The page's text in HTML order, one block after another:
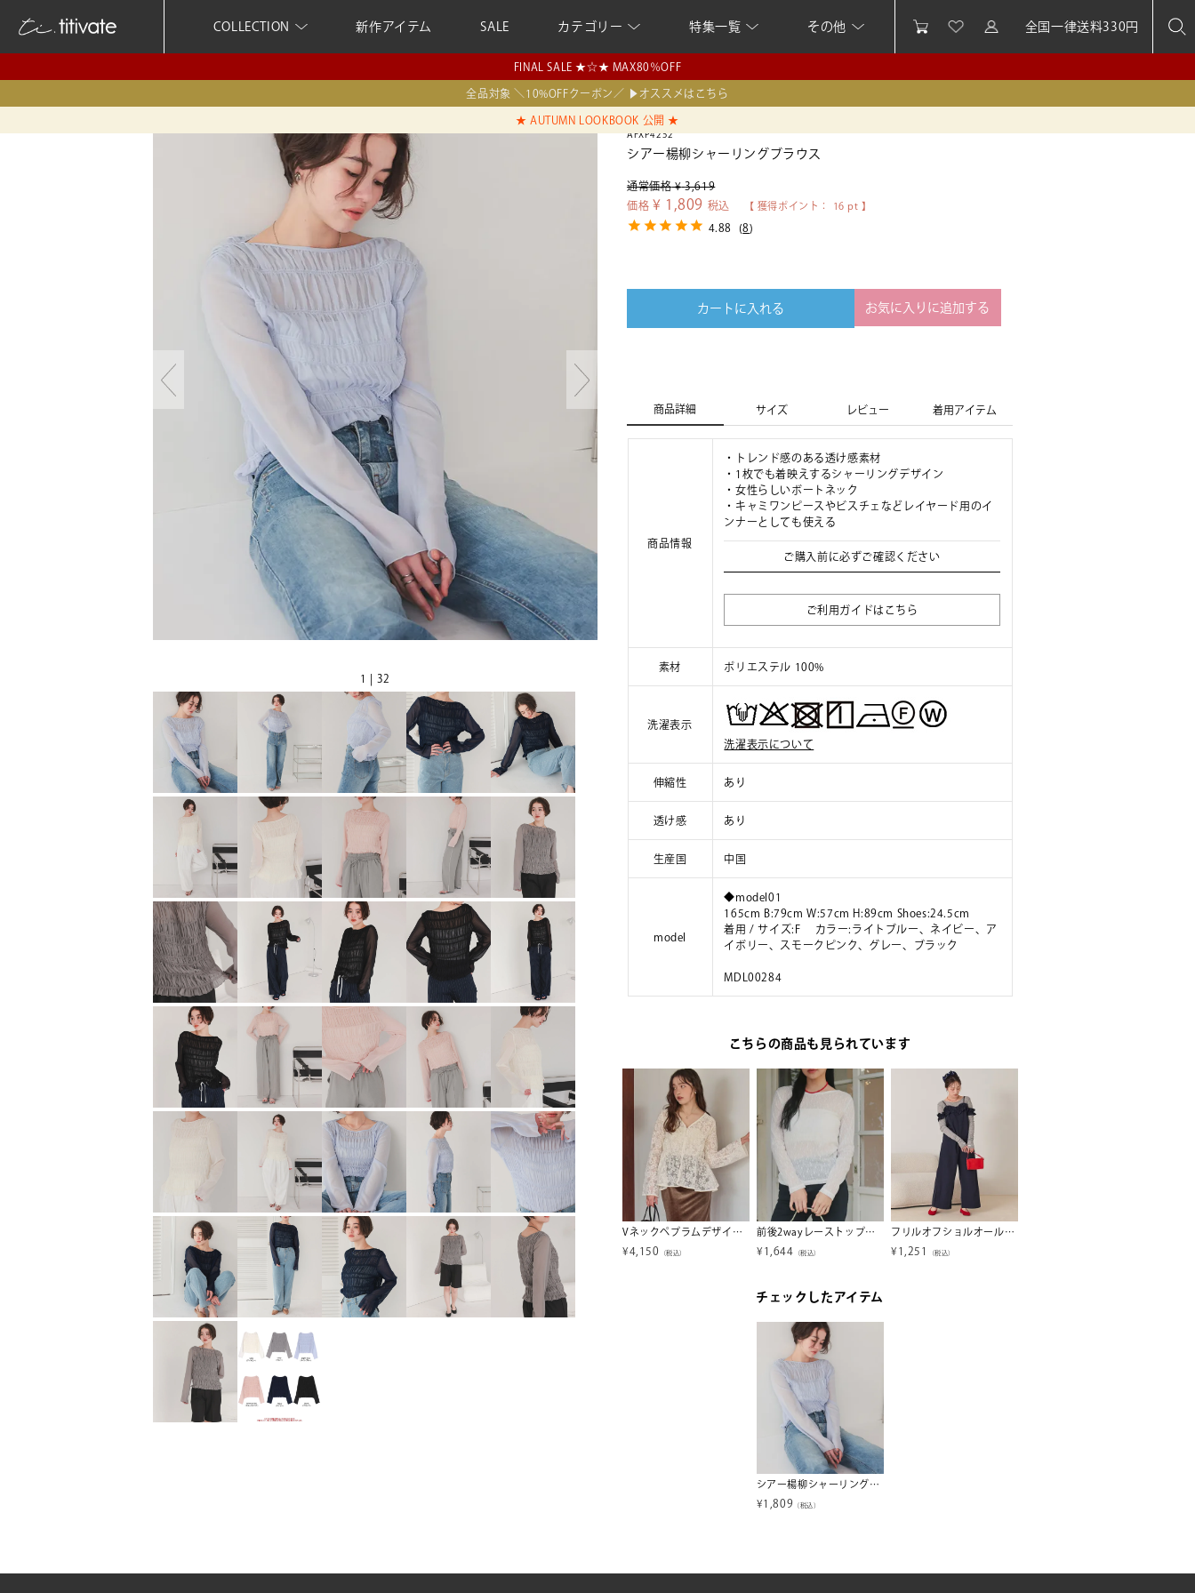
COLLECTION 新作アイテム SALE カテゴリー 特集一覧 その他 全国一律送料330円
FINAL SALE ★☆★ MAX80％OFF
全品対象 ＼10%OFFクーポン／ ▶オススメはこちら
★ AUTUMN LOOKBOOK 公開 ★
1 | 32
AFXP4252
シアー楊柳シャーリングブラウス
通常価格 ¥ 3,619
価格 ¥ 1,809 税込 【 獲得ポイント： 16 pt 】
4.88 (8)
カートに入れる お気に入りに追加する
商品詳細 サイズ レビュー 着用アイテム
商品情報
・トレンド感のある透け感素材
・1枚でも着映えするシャーリングデザイン
・女性らしいボートネック
・キャミワンピースやビスチェなどレイヤード用のイ
ンナーとしても使える
ご購入前に必ずご確認ください
ご利用ガイドはこちら
素材 ポリエステル 100%
洗濯表示
洗濯表示について
伸縮性 あり
透け感 あり
生産国 中国
model
◆model01
165cm B:79cm W:57cm H:89cm Shoes:24.5cm
着用 / サイズ:F カラー:ライトブルー、ネイビー、ア
イボリー、スモークピンク、グレー、ブラック
MDL00284
こちらの商品も見られています
立体ジャガードペプラムフレアビキニ/水着【SEADRESS シードレス】
¥ （税込）
ペプラムギャザーチュールトップス【メール便可／100】
¥986（税込） 1,481 （税込）
Vネックペプラムデザインレースブラウス
¥4,150 （税込）
前後2wayレーストップス【miette ミエット】【メール便可／100】
¥ 1,644 （税込）
フリルオフショルオールインワン【miette ミエット】
¥ 1,251 （税込）
チェックしたアイテム
シアー楊柳シャーリングブラウス
¥1,809 （税込）